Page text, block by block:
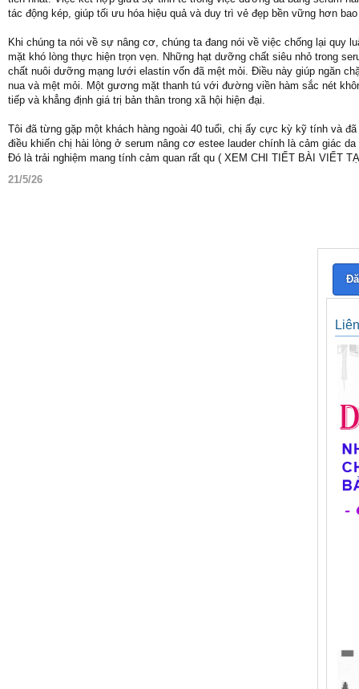
tác động kép, giúp tối ưu hóa hiệu quả và duy trì vẻ đẹp bền vững hơn
Khi chúng ta nói về sự nâng cơ, chúng ta đang nói về việc chống lại quy
mặt khó lòng thực hiện trọn vẹn. Những hạt dưỡng chất siêu nhỏ trong
chất nuôi dưỡng mạng lưới elastin vốn đã mệt mỏi. Điều này giúp ngăn
nua và mệt mỏi. Một gương mặt thanh tú với đường viền hàm sắc nét
tiếp và khẳng định giá trị bản thân trong xã hội hiện đại.
Tôi đã từng gặp một khách hàng ngoài 40 tuổi, chị ấy cực kỳ kỹ tính và
điều khiến chị hài lòng ở serum nâng cơ estee lauder chính là cảm giác
Đó là trải nghiệm mang tính cảm quan rất qu ( XEM CHI TIẾT BÀI VIẾT
21/5/26